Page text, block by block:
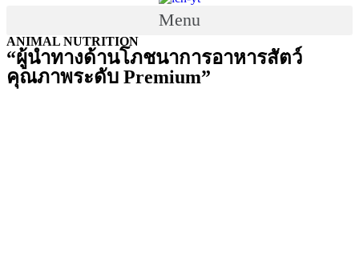
Menu
ANIMAL NUTRITION
“ผู้นำทางด้านโภชนาการอาหารสัตว์
คุณภาพระดับ Premium”